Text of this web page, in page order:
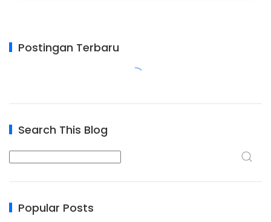
Postingan Terbaru
Search This Blog
Popular Posts